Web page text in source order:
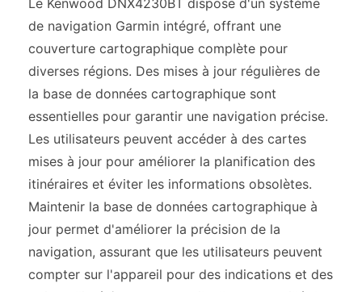
Le Kenwood DNX4230BT dispose d'un système
de navigation Garmin intégré, offrant une
couverture cartographique complète pour
diverses régions. Des mises à jour régulières de
la base de données cartographique sont
essentielles pour garantir une navigation précise.
Les utilisateurs peuvent accéder à des cartes
mises à jour pour améliorer la planification des
itinéraires et éviter les informations obsolètes.
Maintenir la base de données cartographique à
jour permet d'améliorer la précision de la
navigation, assurant que les utilisateurs peuvent
compter sur l'appareil pour des indications et des